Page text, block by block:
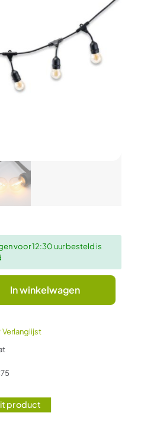
voor 12:30 uur besteld is
In winkelwagen
Verlanglijst
product